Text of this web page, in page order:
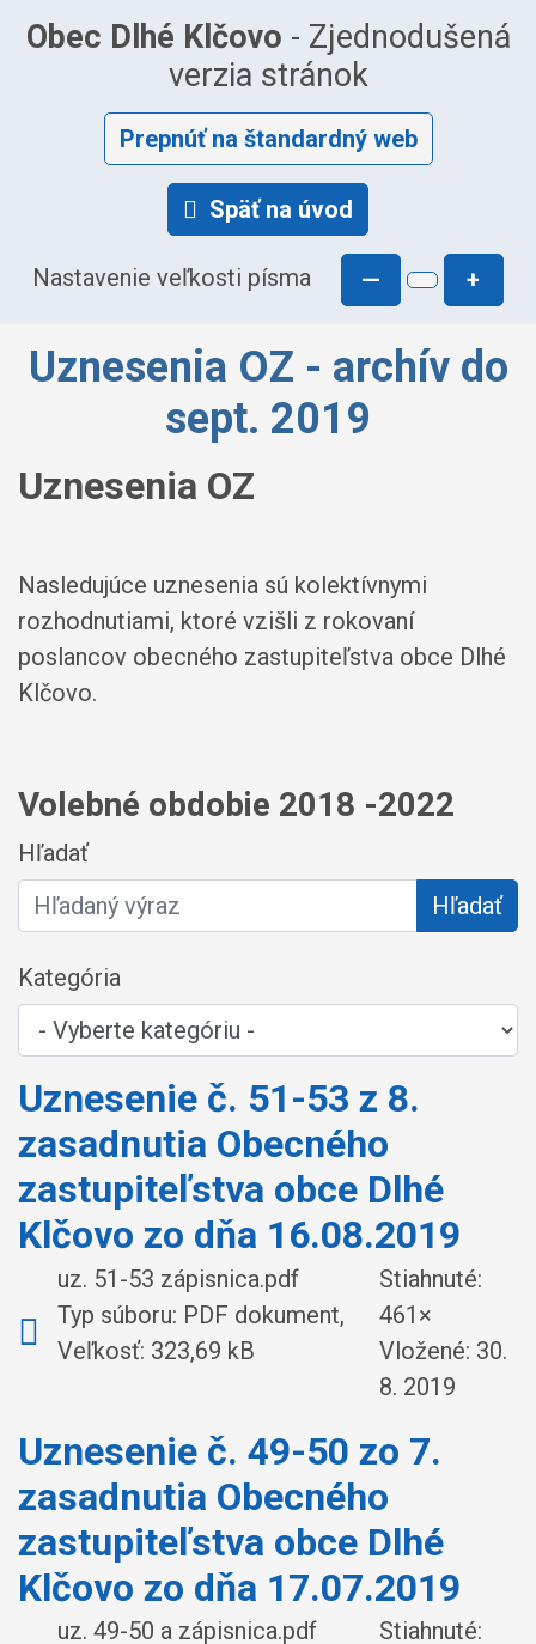
Obec Dlhé Klčovo - Zjednodušená
verzia stránok
Prepnúť na štandardný web
Späť na úvod
Nastavenie veľkosti písma — +
Uznesenia OZ - archív do
sept. 2019
Uznesenia OZ
Nasledujúce uznesenia sú kolektívnymi
rozhodnutiami, ktoré vzišli z rokovaní
poslancov obecného zastupiteľstva obce Dlhé
Klčovo.
Volebné obdobie 2018 -2022
Hľadať
Hľadať
Kategória
Uznesenie č. 51-53 z 8.
zasadnutia Obecného
zastupiteľstva obce Dlhé
Klčovo zo dňa 16.08.2019
uz. 51-53 zápisnica.pdf
Typ súboru: PDF dokument,
Veľkosť: 323,69 kB
Stiahnuté:
461×
Vložené: 30.
8. 2019
Uznesenie č. 49-50 zo 7.
zasadnutia Obecného
zastupiteľstva obce Dlhé
Klčovo zo dňa 17.07.2019
uz. 49-50 a zápisnica.pdf
Stiahnuté: